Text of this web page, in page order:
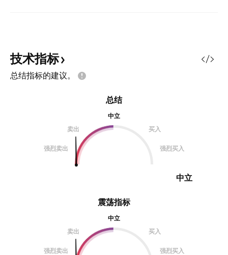
技术指标
总结指标的建议。
震荡指标
中立
卖出
买入
强烈卖出 强烈买入
总结
中立
卖出
买入
强烈卖出 强烈买入
中立